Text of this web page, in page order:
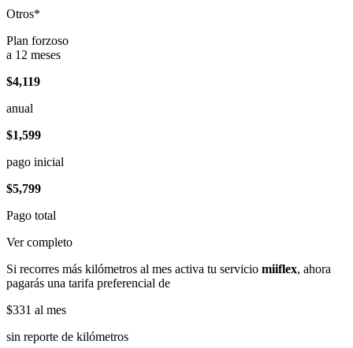
Otros*
Plan forzoso
a 12 meses
$4,119
anual
$1,599
pago inicial
$5,799
Pago total
Ver completo
Si recorres más kilómetros al mes activa tu servicio miiflex, ahora
pagarás una tarifa preferencial de
$331 al mes
sin reporte de kilómetros